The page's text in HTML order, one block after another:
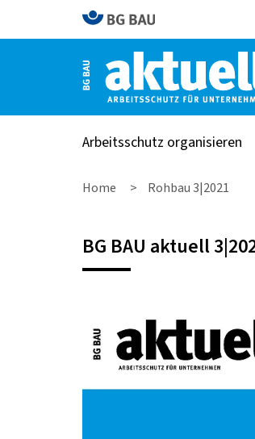
Arbeitsschutz organisieren
Home Rohbau 3|2021
BG BAU aktuell